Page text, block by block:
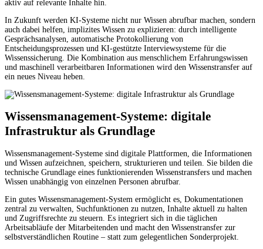
aktiv auf relevante Inhalte hin.
In Zukunft werden KI-Systeme nicht nur Wissen abrufbar machen, sondern
auch dabei helfen, implizites Wissen zu explizieren: durch intelligente
Gesprächsanalysen, automatische Protokollierung von
Entscheidungsprozessen und KI-gestützte Interviewsysteme für die
Wissenssicherung. Die Kombination aus menschlichem Erfahrungswissen
und maschinell verarbeitbaren Informationen wird den Wissenstransfer auf
ein neues Niveau heben.
Wissensmanagement-Systeme: digitale
Infrastruktur als Grundlage
Wissensmanagement-Systeme sind digitale Plattformen, die Informationen
und Wissen aufzeichnen, speichern, strukturieren und teilen. Sie bilden die
technische Grundlage eines funktionierenden Wissenstransfers und machen
Wissen unabhängig von einzelnen Personen abrufbar.
Ein gutes Wissensmanagement-System ermöglicht es, Dokumentationen
zentral zu verwalten, Suchfunktionen zu nutzen, Inhalte aktuell zu halten
und Zugriffsrechte zu steuern. Es integriert sich in die täglichen
Arbeitsabläufe der Mitarbeitenden und macht den Wissenstransfer zur
selbstverständlichen Routine – statt zum gelegentlichen Sonderprojekt.